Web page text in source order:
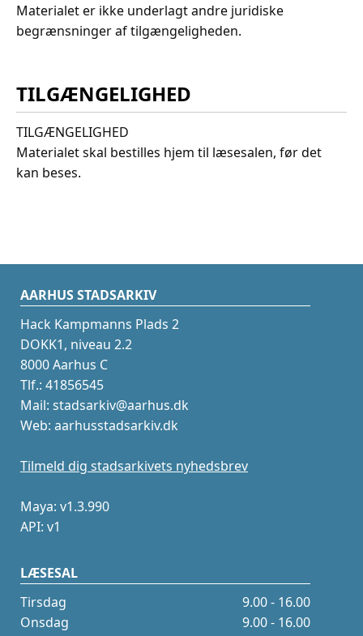
Materialet er ikke underlagt andre juridiske
begrænsninger af tilgængeligheden.
TILGÆNGELIGHED
TILGÆNGELIGHED
Materialet skal bestilles hjem til læsesalen, før det
kan beses.
AARHUS STADSARKIV
Hack Kampmanns Plads 2
DOKK1, niveau 2.2
8000 Aarhus C
Tlf.: 41856545
Mail: stadsarkiv@aarhus.dk
Web: aarhusstadsarkiv.dk
Tilmeld dig stadsarkivets nyhedsbrev
Maya: v1.3.990
API: v1
LÆSESAL
Tirsdag
9.00 - 16.00
Onsdag
9.00 - 16.00